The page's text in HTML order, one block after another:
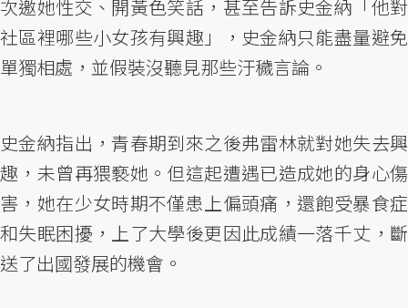
次邀她性交、開黃色笑話，甚至告訴史金納「他對
社區裡哪些小女孩有興趣」，史金納只能盡量避免
單獨相處，並假裝沒聽見那些汙穢言論。
史金納指出，青春期到來之後弗雷林就對她失去興
趣，未曾再猥褻她。但這起遭遇已造成她的身心傷
害，她在少女時期不僅患上偏頭痛，還飽受暴食症
和失眠困擾，上了大學後更因此成績一落千丈，斷
送了出國發展的機會。